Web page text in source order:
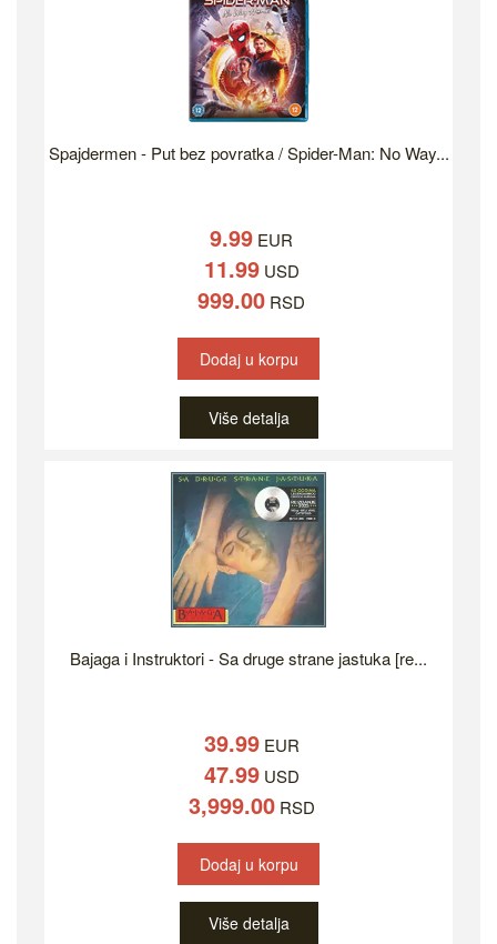
Spajdermen - Put bez povratka / Spider-Man: No Way...
9.99 EUR
11.99USD
999.00 RSD
Dodaj u korpu
Više detalja
Bajaga i Instruktori - Sa druge strane jastuka [re...
39.99EUR
47.99USD
3,999.00RSD
Dodaj u korpu
Više detalja